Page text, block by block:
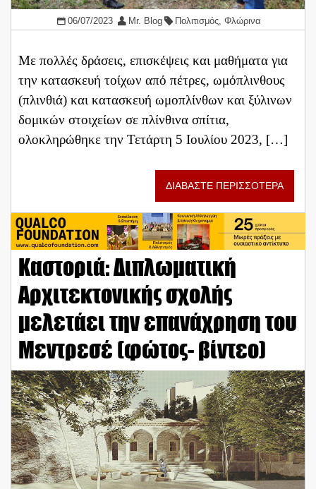
06/07/2023 Mr. Blog Πολιτισμός, Φλώρινα
Με πολλές δράσεις, επισκέψεις και μαθήματα για
την κατασκευή τοίχων από πέτρες, ωμόπλινθους
(πλινθιά) και κατασκευή ωμοπλίνθων και ξύλινων
δομικών στοιχείων σε πλίνθινα σπίτια,
ολοκληρώθηκε την Τετάρτη 5 Ιουλίου 2023, […]
ΔΙΑΒΑΣΤΕ ΠΕΡΙΣΣΟΤΕΡΑ
Καστοριά: Διπλωματική
Αρχιτεκτονικής σχολής
μελετάει την επανάχρηση του
Μεντρεσέ (φώτος- βίντεο)